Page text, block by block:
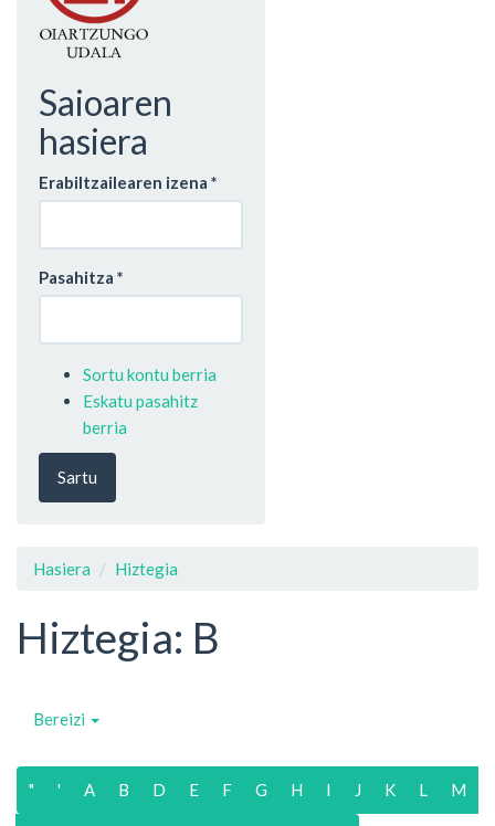
Saioaren
hasiera
Erabiltzailearen izena *
Pasahitza *
Sortu kontu berria
Eskatu pasahitz
berria
Sartu
Hasiera Hiztegia
Hiztegia: B
Bereizi
" ' A B D E F G H I J K L M